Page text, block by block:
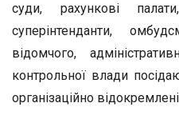
суди, рахункові
суперінтенданти,
відомчого,
контрольної влади
організаційно